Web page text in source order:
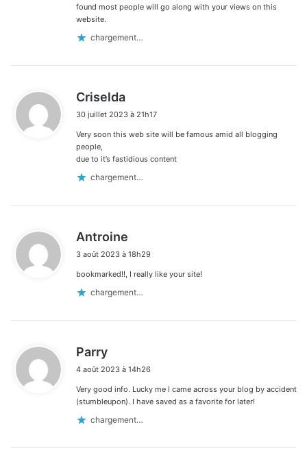
found most people will go along with your views on this
website.
chargement…
Criselda
t
30 juillet 2023 à 21h17
Very soon this web site will be famous amid all blogging
people,
due to it’s fastidious content
chargement…
Antroine
t
3 août 2023 à 18h29
bookmarked!!, I really like your site!
chargement…
Parry
t
:
4 août 2023 à 14h26
Very good info. Lucky me I came across your blog by accident
(stumbleupon). I have saved as a favorite for later!
chargement…